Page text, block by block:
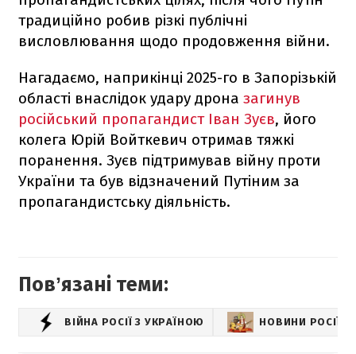
традиційно робив різкі публічні
висловлювання щодо продовження війни.
Нагадаємо, наприкінці 2025-го в Запорізькій
області внаслідок удару дрона загинув
російський пропагандист Іван Зуєв, його
колега Юрій Войткевич отримав тяжкі
поранення. Зуєв підтримував війну проти
України та був відзначений Путіним за
пропагандистську діяльність.
Повʼязані теми:
ВІЙНА РОСІЇ З УКРАЇНОЮ НОВИНИ РОСІЇ